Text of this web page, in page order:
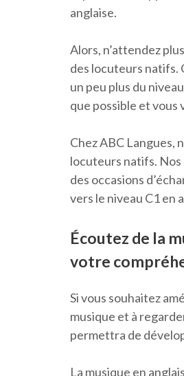
anglaise.
Alors, n’attendez
des locuteurs natifs.
un peu plus du
que possible et vous
Chez ABC Langues,
locuteurs natifs.
des occasions
vers le niveau C1 en
Écoutez de la
votre
Si vous souhaitez
musique et à
permettra de
La musique en